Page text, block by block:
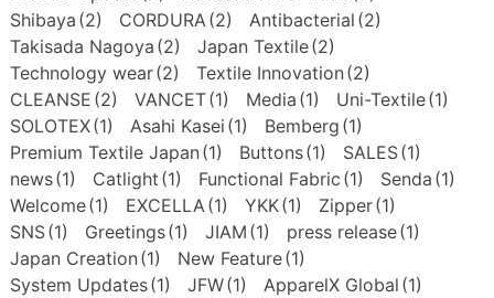
Shibaya (2) CORDURA(2) Antibacterial (2)
Takisada Nagoya (2) Japan Textile(2)
Technology wear(2) Textile Innovation (2)
CLEANSE (2) VANCET(1) Media (1) Uni-Textile(1)
SOLOTEX(1) Asahi Kasei (1) Bemberg (1)
Premium Textile Japan (1) Buttons(1) SALES(1)
news(1) Catlight (1) Functional Fabric (1) Senda (1)
Welcome(1) EXCELLA(1) YKK(1) Zipper(1)
SNS(1) Greetings(1) JIAM (1) press release(1)
Japan Creation (1) New Feature(1)
System Updates(1) JFW(1) ApparelX Global (1)